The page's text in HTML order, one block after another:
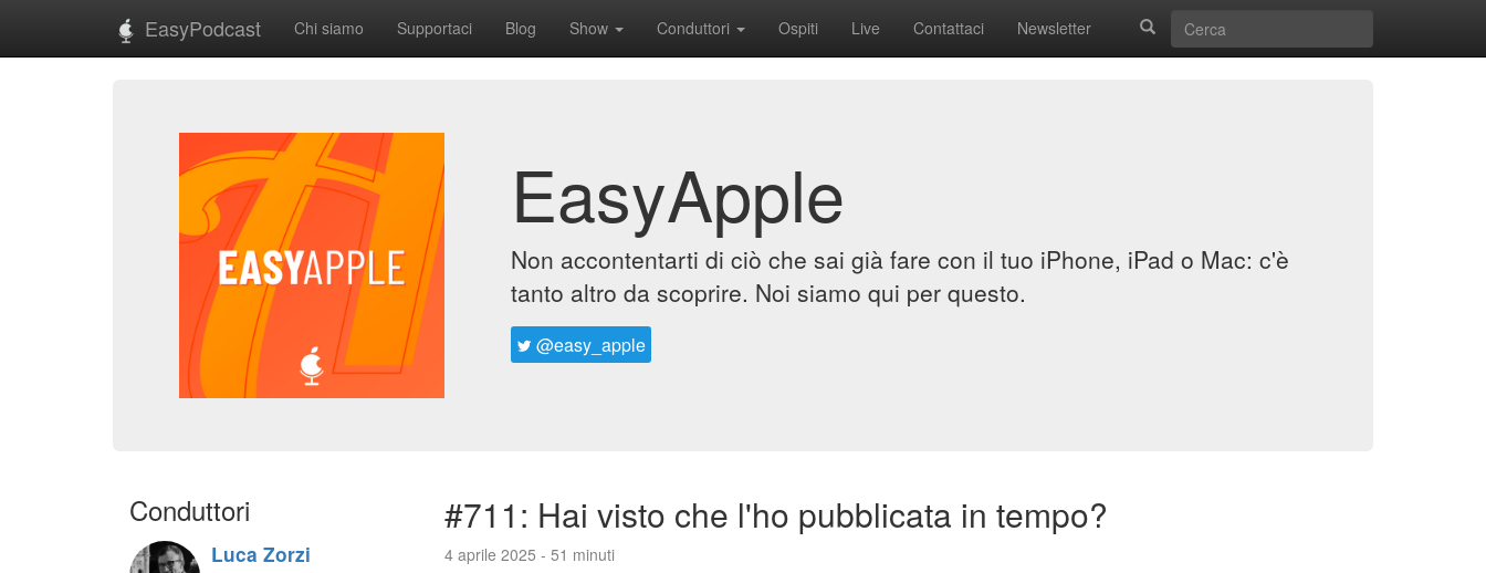
EasyPodcast Chi siamo Supportaci Blog Show Conduttori Ospiti Live Contattaci Newsletter
EasyApple
Non accontentarti di ciò che sai già fare con il tuo iPhone, iPad o Mac: c'è
tanto altro da scoprire. Noi siamo qui per questo.
@easy_apple
Conduttori
Luca Zorzi
#711: Hai visto che l'ho pubblicata in tempo?
4 aprile 2025 - 51 minuti